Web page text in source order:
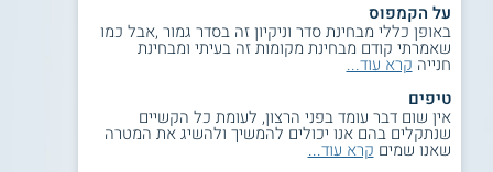
מערכות ולימודי הנדסת מכונות. כמו כן, אפשר להמשיך לתואר
מוסמך במגוון של ענפים הנדסיים ומדעיים.
תעודה
תואר ראשון בהנדסת חשמל ואלקטרוניקה B.Sc. מוענק לבוגרי
התכנית שעומדים בכל חובותיהם, מטעם המכללה האקדמית
להנדסה בראודה.
על הקמפוס
באופן כללי מבחינת סדר וניקיון זה בסדר גמור ,אבל כמו
שאמרתי קודם מבחינת מקומות זה בעיתי ומבחינת
חנייה קרא עוד...
טיפים
אין שום דבר עומד בפני הרצון, לעומת כל הקשיים
שנתקלים בהם אנו יכולים להמשיך ולהשיג את המטרה
שאנו שמים קרא עוד...